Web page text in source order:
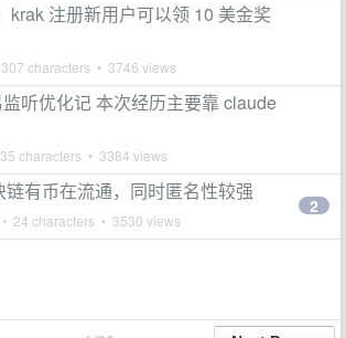
krak 注册新用户可以领 10 美金奖
characters • 3746 views
听优化记 本次经历主要靠 claude
characters • 3384 views
链有币在流通，同时匿名性较强
• 24 characters • 3530 views
2